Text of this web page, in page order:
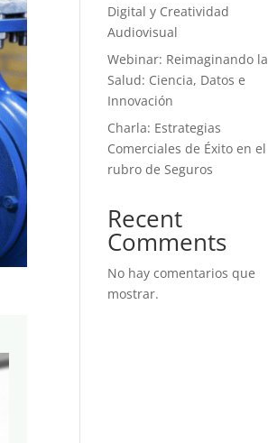
Digital y Creatividad
Audiovisual
Webinar: Reimaginando la
Salud: Ciencia, Datos e
Innovación
Charla: Estrategias
Comerciales de Éxito en el
rubro de Seguros
Recent
Comments
No hay comentarios que
mostrar.